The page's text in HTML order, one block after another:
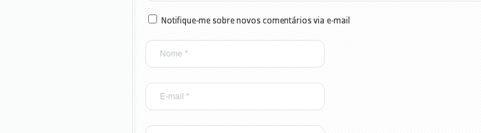
Notifique-me sobre novos comentários via e-mail